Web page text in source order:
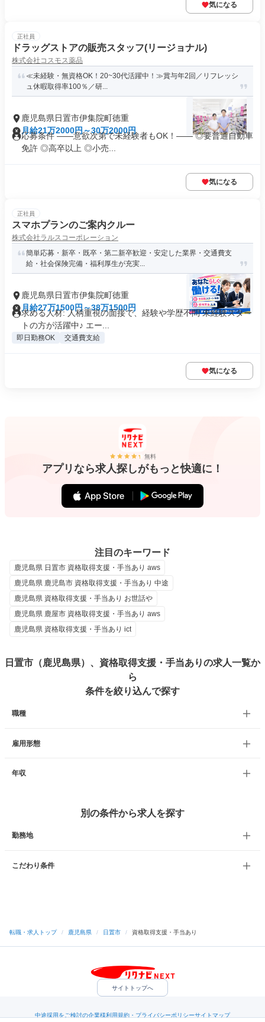
気になる
正社員
ドラッグストアの販売スタッフ(リージョナル)
株式会社コスモス薬品
≪未経験・無資格OK！20~30代活躍中！≫賞与年2回／リフレッシ
ュ休暇取得率100％／研...
鹿児島県日置市伊集院町徳重
月給21万2000円～30万2000円
応募条件 ――意欲次第で未経験者もOK！―― ◎要普通自動車
免許 ◎高卒以上 ◎小売...
気になる
正社員
スマホプランのご案内クルー
株式会社ラルスコーポレーション
簡単応募・新卒・既卒・第二新卒歓迎・安定した業界・交通費支
給・社会保険完備・福利厚生が充実...
鹿児島県日置市伊集院町徳重
月給27万1500円～38万1500円
求める人材: 人柄重視の面接で、経験や学歴不問 未経験スター
トの方が活躍中♪ エー...
即日勤務OK 交通費支給
気になる
無料
アプリなら求人探しがもっと快適に！
注目のキーワード
鹿児島県 日置市 資格取得支援・手当あり aws
鹿児島県 鹿児島市 資格取得支援・手当あり 中途
鹿児島県 資格取得支援・手当あり お世話や
鹿児島県 鹿屋市 資格取得支援・手当あり aws
鹿児島県 資格取得支援・手当あり ict
日置市（鹿児島県）、資格取得支援・手当ありの求人一覧か
ら
条件を絞り込んで探す
職種
雇用形態
年収
別の条件から求人を探す
勤務地
こだわり条件
転職・求人トップ / 鹿児島県 / 日置市 / 資格取得支援・手当あり
サイトトップへ
中途採用をご検討の企業様利用規約・プライバシーポリシーサイトマップ